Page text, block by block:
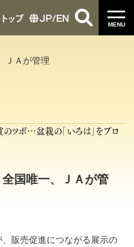
MENU
トップ JP/EN
ＪＡが管理
ツボ…盆栽の「いろは」をプロ
国唯一、ＪＡが管
販売促進につながる展示の